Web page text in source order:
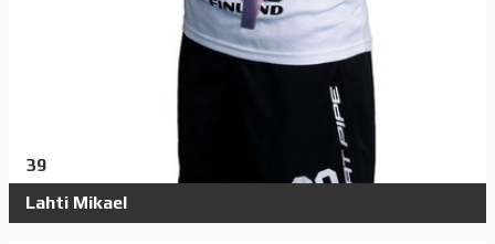
39
Lahti Mikael